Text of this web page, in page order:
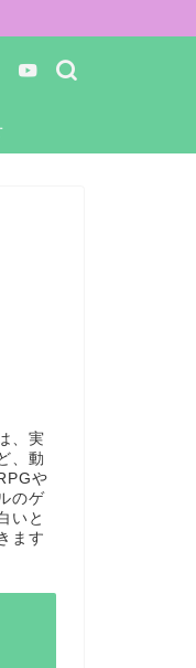
、実
、動
や
のゲ
いと
ます